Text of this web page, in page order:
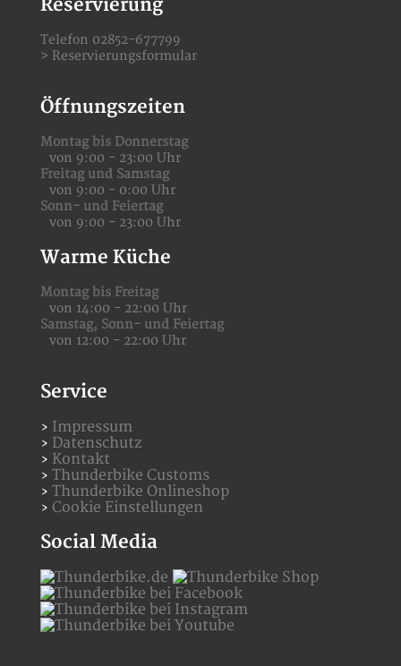
Reservierung
Telefon 02852-677799
> Reservierungsformular
Öffnungszeiten
Montag bis Donnerstag
von 9:00 - 23:00 Uhr
Freitag und Samstag
von 9:00 - 0:00 Uhr
Sonn- und Feiertag
von 9:00 - 23:00 Uhr
Warme Küche
Montag bis Freitag
von 14:00 - 22:00 Uhr
Samstag, Sonn- und Feiertag
von 12:00 - 22:00 Uhr
Service
Impressum
Datenschutz
Kontakt
Thunderbike Customs
Thunderbike Onlineshop
Cookie Einstellungen
Social Media